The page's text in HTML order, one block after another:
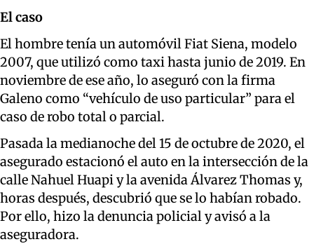
El caso
El hombre tenía un automóvil Fiat Siena, modelo
2007, que utilizó como taxi hasta junio de 2019. En
noviembre de ese año, lo aseguró con la firma
Galeno como “vehículo de uso particular” para el
caso de robo total o parcial.
Pasada la medianoche del 15 de octubre de 2020, el
asegurado estacionó el auto en la intersección de la
calle Nahuel Huapi y la avenida Álvarez Thomas y,
horas después, descubrió que se lo habían robado.
Por ello, hizo la denuncia policial y avisó a la
aseguradora.